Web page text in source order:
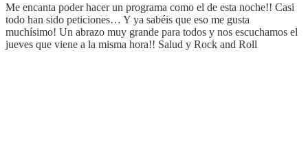
Me encanta poder hacer un programa como el de esta noche!! Casi
todo han sido peticiones… Y ya sabéis que eso me gusta
muchísimo! Un abrazo muy grande para todos y nos escuchamos el
jueves que viene a la misma hora!! Salud y Rock and Roll